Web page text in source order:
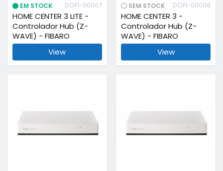
EM STOCK DOFI-00007
HOME CENTER 3 LITE -
Controlador Hub (Z-
WAVE) - FIBARO
View
SEM STOCK DOFI-00008
HOME CENTER 3 -
Controlador Hub (Z-
WAVE) - FIBARO
View